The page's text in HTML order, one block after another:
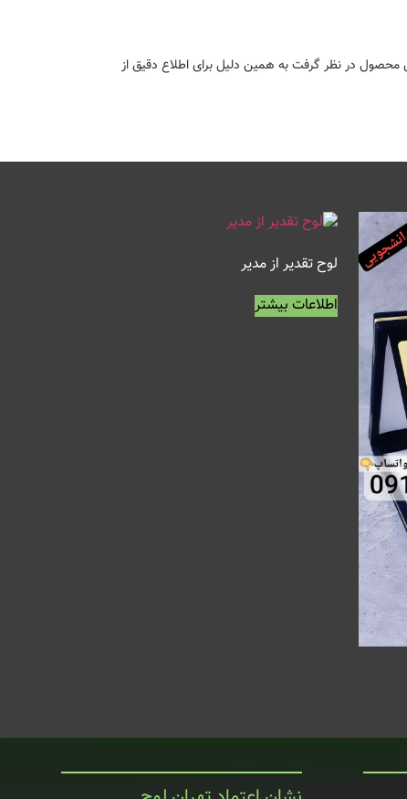
محصول در نظر گرفت به همین دلیل برای اطلاع دقیق از
لوح تقدیر از مدیر
اطلاعات بیشتر